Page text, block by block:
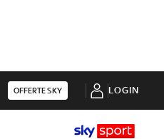
OFFERTE SKY LOGIN